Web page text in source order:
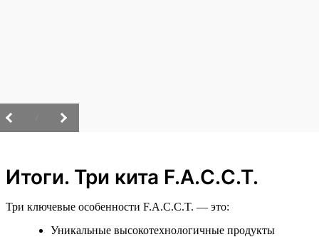
Итоги. Три кита F.A.C.C.T.
Три ключевые особенности F.A.C.C.T. — это:
Уникальные высокотехнологичные продукты